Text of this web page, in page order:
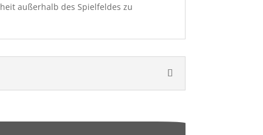
außerhalb des Spielfeldes zu